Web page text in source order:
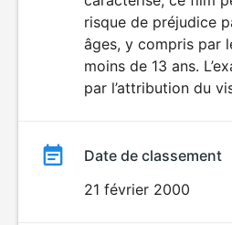
risque de préjudice
âges, y compris par
moins de 13 ans.
par l’attribution du
Date de classement
21 février 2000